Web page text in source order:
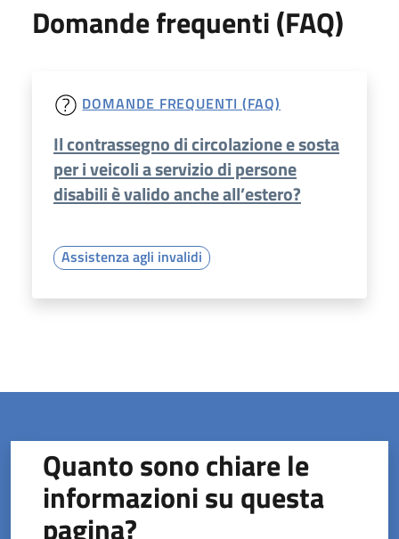
Domande frequenti (FAQ)
DOMANDE FREQUENTI (FAQ)
Il contrassegno di circolazione e sosta
per i veicoli a servizio di persone
disabili è valido anche all’estero?
Assistenza agli invalidi
Quanto sono chiare le
informazioni su questa
pagina?